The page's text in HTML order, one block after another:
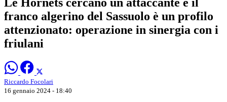
franco algerino del Sassuolo è un profilo
attenzionato: operazione in sinergia con i
friulani
Riccardo Focolari
16 gennaio 2024 - 18:40